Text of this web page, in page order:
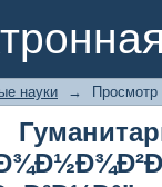
науки → Просмотр